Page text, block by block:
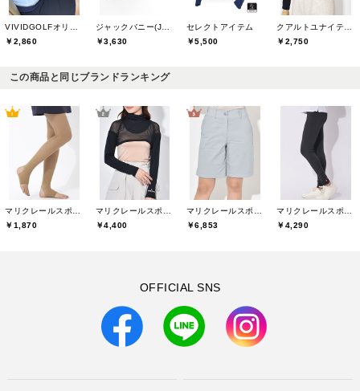
￥2,860
￥3,630
セレクトアイテム
￥5,500
￥2,750
この商品と同じブランドランキング
マリクレールスポール(marie claire sport)
￥1,870
マリクレールスポール(marie claire sport)
￥4,400
マリクレールスポール(marie claire sport)
￥6,853
マリクレールスポール(marie claire sport)
￥4,290
OFFICIAL SNS